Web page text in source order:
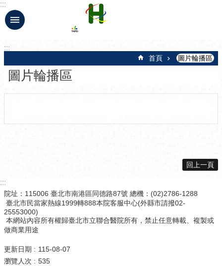
跳到主要內容區塊
:::
:::
首頁 圖片輪播區
圖片輪播區
回上一頁
:::
院址：115006 臺北市南港區同德路87號 總機：(02)2786-1288
臺北市民當家熱線1999轉888本院客服中心(外縣市請撥02-
25553000)
本網站內容所有權歸臺北市立聯合醫院所有，禁止任意轉載、複製或
做商業用途
更新日期
115-08-07
瀏覽人次
535